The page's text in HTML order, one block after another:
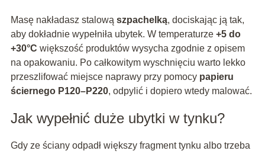
Masę nakładasz stalową szpachelką, dociskając ją tak,
aby dokładnie wypełniła ubytek. W temperaturze +5 do
+30°C większość produktów wysycha zgodnie z opisem
na opakowaniu. Po całkowitym wyschnięciu warto lekko
przeszlifować miejsce naprawy przy pomocy papieru
ściernego P120–P220, odpylić i dopiero wtedy malować.
Jak wypełnić duże ubytki w tynku?
Gdy ze ściany odpadł większy fragment tynku albo trzeba